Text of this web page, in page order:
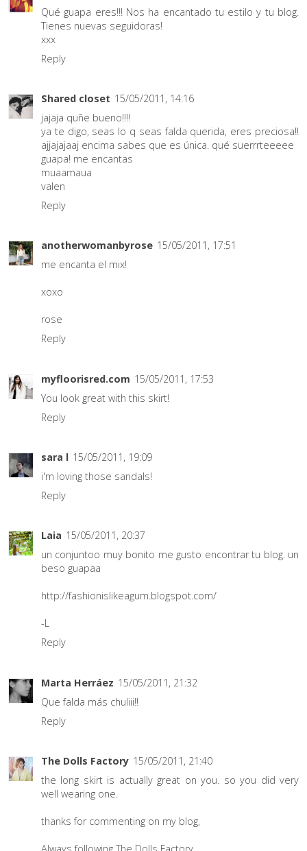
Qué guapa eres!!! Nos ha encantado tu estilo y tu blog.
Tienes nuevas seguidoras!
xxx
Reply
Shared closet 15/05/2011, 14:16
jajaja quñe bueno!!!!
ya te digo, seas lo q seas falda querida, eres preciosa!!
ajjajajaaj encima sabes que es única. qué suerrrteeeee
guapa! me encantas
muaamaua
valen
Reply
anotherwomanbyrose 15/05/2011, 17:51
me encanta el mix!
xoxo
rose
Reply
myfloorisred.com 15/05/2011, 17:53
You look great with this skirt!
Reply
sara l 15/05/2011, 19:09
i'm loving those sandals!
Reply
Laia 15/05/2011, 20:37
un conjuntoo muy bonito me gusto encontrar tu blog. un
beso guapaa
http://fashionislikeagum.blogspot.com/
-L
Reply
Marta Herráez 15/05/2011, 21:32
Que falda más chuliii!!
Reply
The Dolls Factory 15/05/2011, 21:40
the long skirt is actually great on you. so you did very
well wearing one.
thanks for commenting on my blog,